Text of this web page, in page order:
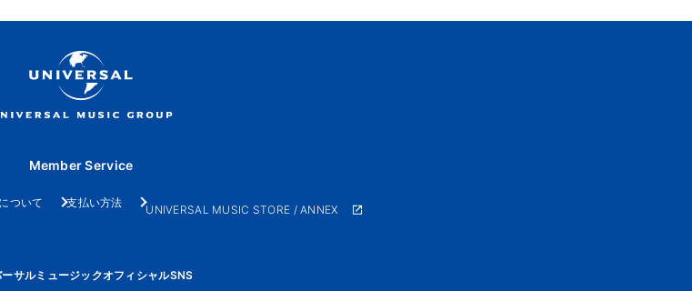
Member Service
ついて 支払い方法
UNIVERSAL MUSIC STORE / ANNEX
サルミュージックオフィシャルSNS